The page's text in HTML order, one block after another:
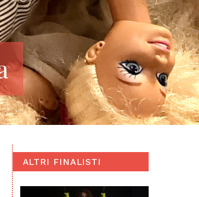
ALTRI FINALISTI